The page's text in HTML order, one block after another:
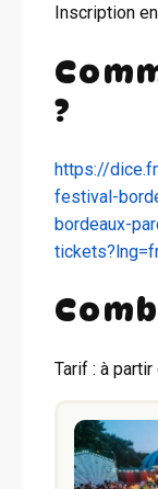
Inscription
?
https://
festival-
bordeaux-
Tarif : à partir